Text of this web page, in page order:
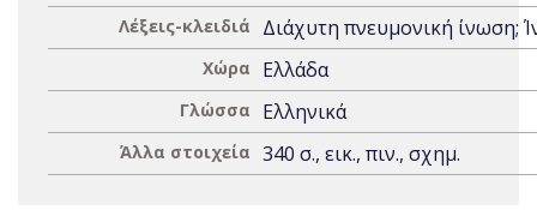
Λέξεις-κλειδιά Διάχυτη πνευμονική ίνωση;
Χώρα Ελλάδα
Γλώσσα Ελληνικά
Άλλα στοιχεία 340 σ., εικ., πιν., σχημ.